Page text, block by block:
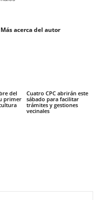
Más acerca del autor
del
primer
Cuatro CPC abrirán este
sábado para facilitar
trámites y gestiones
vecinales